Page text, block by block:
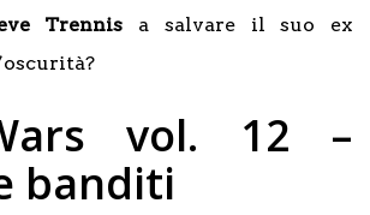
Trennis a salvare il suo ex
vol. 12 –
banditi